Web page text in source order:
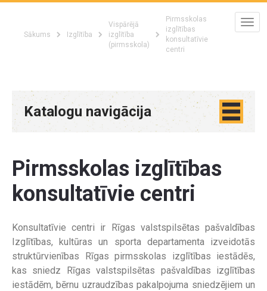
Sākums Izglītība
Vispārējā
izglītība
(pirmsskola)
Pirmsskolas
izglītības
konsultatīvie
centri
Katalogu navigācija
Pirmsskolas izglītības
konsultatīvie centri
Konsultatīvie centri ir Rīgas valstspilsētas pašvaldības
Izglītības, kultūras un sporta departamenta izveidotās
struktūrvienības Rīgas pirmsskolas izglītības iestādēs,
kas sniedz Rīgas valstspilsētas pašvaldības izglītības
iestādēm, bērnu uzraudzības pakalpojuma sniedzējiem un